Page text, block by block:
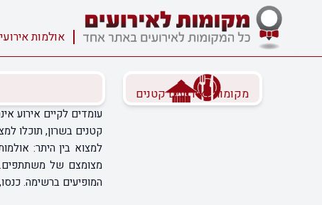
אולמות
מקומות לאירועים קטנים
עומדים לקיים אירוע
למצוא בין היתר:
מצומצם של משתתפים.
המופיעים ברשימה.